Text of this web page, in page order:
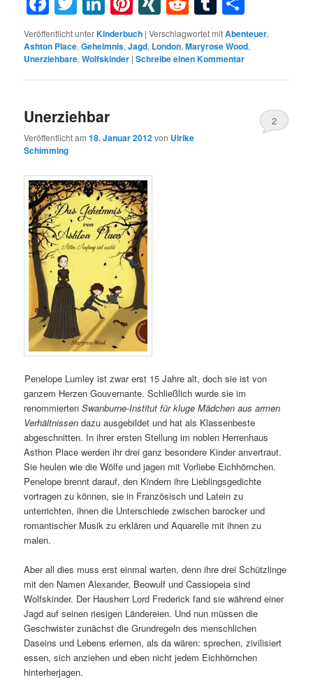
Veröffentlicht unterKinderbuch |Verschlagwortet mitAbenteuer,
Ashton Place,Geheimnis,Jagd, London,Maryrose Wood,
Unerziehbare,Wolfskinder |Schreibe einen Kommentar
Unerziehbar
Veröffentlicht am18. Januar 2012von Ulrike
Schimming
2
Penelope Lumley ist zwar erst 15 Jahre alt, doch sie ist von
ganzem Herzen Gouvernante. Schließlich wurde sie im
renommiertenSwanburne-Institut für kluge Mädchen aus armen
Verhältnissen dazu ausgebildet und hat als Klassenbeste
abgeschnitten. In ihrer ersten Stellung im noblen Herrenhaus
Asthon Place werden ihr drei ganz besondere Kinder anvertraut.
Sie heulen wie die Wölfe und jagen mit Vorliebe Eichhörnchen.
Penelope brennt darauf, den Kindern ihre Lieblingsgedichte
vortragen zu können, sie in Französisch und Latein zu
unterrichten, ihnen die Unterschiede zwischen barocker und
romantischer Musik zu erklären und Aquarelle mit ihnen zu
malen.
Aber all dies muss erst einmal warten, denn ihre drei Schützlinge
mit den Namen Alexander, Beowulf und Cassiopeia sind
Wolfskinder. Der Hausherr Lord Frederick fand sie während einer
Jagd auf seinen riesigen Ländereien. Und nun müssen die
Geschwister zunächst die Grundregeln des menschlichen
Daseins und Lebens erlernen, als da wären: sprechen, zivilisiert
essen, sich anziehen und eben nicht jedem Eichhörnchen
hinterherjagen.